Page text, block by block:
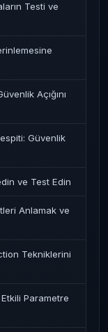
Testi ve
Açığını
Güvenlik
ve Test Edin
Anlamak ve
Tekniklerini
Etkili Parametre